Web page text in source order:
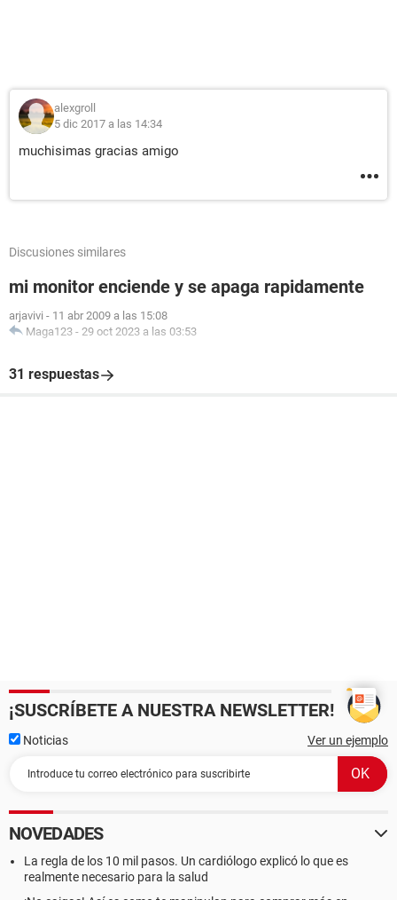
alexgroll
5 dic 2017 a las 14:34
muchisimas gracias amigo
Discusiones similares
mi monitor enciende y se apaga rapidamente
arjavivi - 11 abr 2009 a las 15:08
Maga123 - 29 oct 2023 a las 03:53
31 respuestas
¡SUSCRÍBETE A NUESTRA NEWSLETTER!
Noticias Ver un ejemplo
NOVEDADES
La regla de los 10 mil pasos. Un cardiólogo explicó lo que es
realmente necesario para la salud